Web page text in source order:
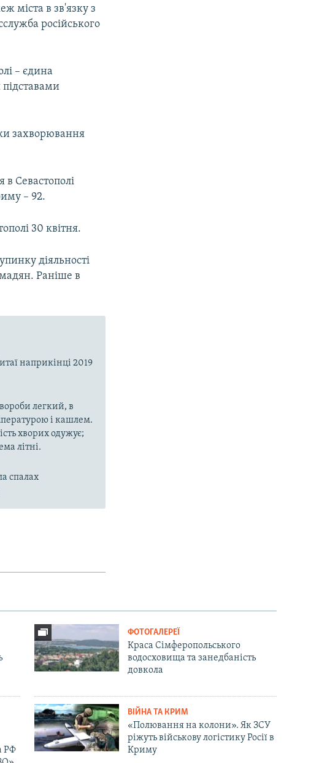
міста в зв'язку з
російського
– єдина
підставами
захворювання
Севастополі
– 92.
30 квітня.
діяльності
Раніше в
наприкінці 2019
легкий, в
і кашлем.
хворих одужує;
літні.
спалах
ФОТОГАЛЕРЕЇ
Краса Сімферопольського
водосховища та занедбаність
довкола
РФ
ВІЙНА ТА КРИМ
«Полювання на колони». Як ЗСУ
ріжуть військову логістику Росії в
Криму